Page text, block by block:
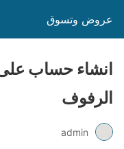
عروض وتسوق
انشاء حساب
الرفوف
admin